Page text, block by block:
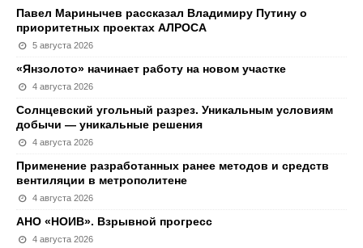
Павел Маринычев рассказал Владимиру Путину о
приоритетных проектах АЛРОСА
5 августа 2026
«Янзолото» начинает работу на новом участке
4 августа 2026
Солнцевский угольный разрез. Уникальным условиям
добычи — уникальные решения
4 августа 2026
Применение разработанных ранее методов и средств
вентиляции в метрополитене
4 августа 2026
АНО «НОИВ». Взрывной прогресс
4 августа 2026